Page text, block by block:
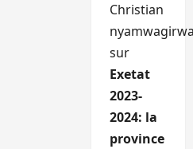
Christian
sur
Exetat
2023-
2024: la
province